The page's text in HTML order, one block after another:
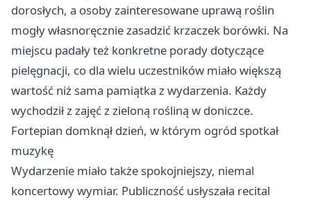
dorosłych, a osoby zainteresowane uprawą roślin
mogły własnoręcznie zasadzić krzaczek borówki. Na
miejscu padały też konkretne porady dotyczące
pielęgnacji, co dla wielu uczestników miało większą
wartość niż sama pamiątka z wydarzenia. Każdy
wychodził z zajęć z zieloną rośliną w doniczce.
Fortepian domknął dzień, w którym ogród spotkał
muzykę
Wydarzenie miało także spokojniejszy, niemal
koncertowy wymiar. Publiczność usłyszała recital